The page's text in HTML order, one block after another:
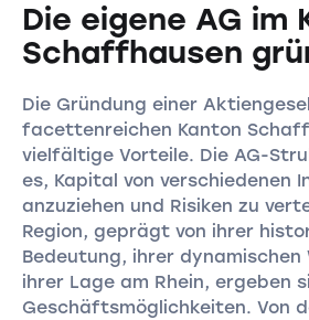
Die eigene AG im
Schaffhausen
Die Gründung einer
facettenreichen Kanton
vielfältige Vorteile. Die AG-
es, Kapital von verschiedenen
anzuziehen und Risiken zu
Region, geprägt von ihrer
Bedeutung, ihrer
ihrer Lage am Rhein, ergeben
Geschäftsmöglichkeiten. Von